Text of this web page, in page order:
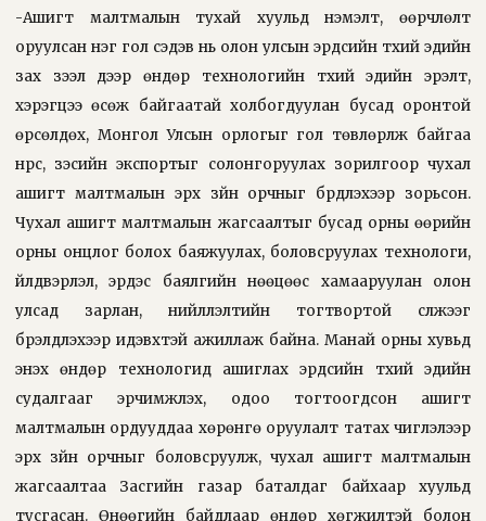
-Ашигт малтмалын тухай хуульд нэмэлт, өөрчлөлт
оруулсан нэг гол сэдэв нь олон улсын эрдсийн түүхий эдийн
зах зээл дээр өндөр технологийн түүхий эдийн эрэлт,
хэрэгцээ өсөж байгаатай холбогдуулан бусад оронтой
өрсөлдөх, Монгол Улсын орлогыг гол төвлөрүүлж байгаа
нүүрс, зэсийн экспортыг солонгоруулах зорилгоор чухал
ашигт малтмалын эрх зүйн орчныг бүрдүүлэхээр зорьсон.
Чухал ашигт малтмалын жагсаалтыг бусад орны өөрийн
орны онцлог болох баяжуулах, боловсруулах технологи,
үйлдвэрлэл, эрдэс баялгийн нөөцөөс хамааруулан олон
улсад зарлан, нийлүүлэлтийн тогтвортой сүлжээг
бүрэлдүүлэхээр идэвхтэй ажиллаж байна. Манай орны хувьд
энэхүү өндөр технологид ашиглах эрдсийн түүхий эдийн
судалгааг эрчимжүүлэх, одоо тогтоогдсон ашигт
малтмалын ордууддаа хөрөнгө оруулалт татах чиглэлээр
эрх зүйн орчныг боловсруулж, чухал ашигт малтмалын
жагсаалтаа Засгийн газар баталдаг байхаар хуульд
тусгасан. Өнөөгийн байдлаар өндөр хөгжилтэй болон